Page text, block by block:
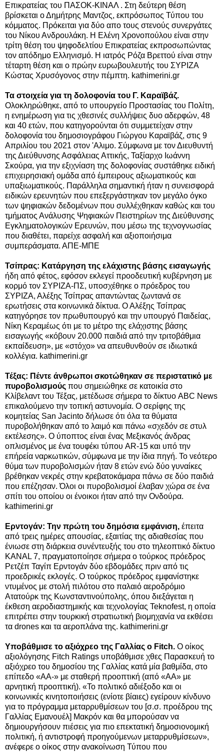
Επικρατείας του ΠΑΣΟΚ-ΚΙΝΑΛ . Στη δεύτερη θέση
βρίσκεται ο Δημήτρης Μαντζος, εκπρόσωπος Τύπου του
κόμματος. Πρόκειται για δύο απο τους στενούς συνεργάτες
του Νίκου Ανδρουλάκη. Η Ελένη Χρονοπούλου είναι στην
τρίτη θέση του ψηφοδελτίου Επικρατείας εκπροσωπώντας
τον απόδημο Ελληνισμό. Η ιατρός Ρόζα Βρεττού είναι στην
τέταρτη θέση και ο πρώην ευρωβουλευτής του ΣΥΡΙΖΑ
Κώστας Χρυσόγονος στην πέμπτη. kathimerini.gr
Τα στοιχεία για τη δολοφονία του Γ. Καραϊβάζ.
Ολοκληρώθηκε, από το υπουργείο Προστασίας του Πολίτη,
η ενημέρωση για τις χθεσινές συλλήψεις δυο αδερφών, 48
και 40 ετών, που κατηγορούνται ότι συμμετείχαν στην
δολοφονία του δημοσιογράφου Γιώργου Καραϊβάζ, στις 9
Απριλίου του 2021 στον 'Αλιμο. Σύμφωνα με τον Διευθυντή
της Διεύθυνσης Ασφάλειας Αττικής, Ταξίαρχο Ιωάννη
Σκούρα, για την εξιχνίαση της δολοφονίας συστάθηκε ειδική
επιχειρησιακή ομάδα από έμπειρους αξιωματικούς και
υπαξιωματικούς. Παράλληλα σημαντική ήταν η συνεισφορά
ειδικών ερευνητών που επεξεργάστηκαν τον μεγάλο όγκο
των ψηφιακών δεδομένων που συλλέχθηκαν καθώς και του
τμήματος Ανάλυσης Ψηφιακών Πειστηρίων της Διεύθυνσης
Εγκληματολογικών Ερευνών, που μέσω της τεχνογνωσίας
που διαθέτει, παρείχε ασφαλή και αξιοποιήσιμα
συμπεράσματα. ΑΠΕ-ΜΠΕ
Τσίπρας: Κατάργηση της ελάχιστης βάσης εισαγωγής
ήδη από φέτος, εφόσον εκλεγεί προοδευτική κυβέρνηση με
κορμό τον ΣΥΡΙΖΑ-ΠΣ, υποσχέθηκε ο πρόεδρος του
ΣΥΡΙΖΑ, Αλέξης Τσίπρας απαντώντας ζωντανά σε
ερωτήσεις στα κοινωνικά δίκτυα. Ο Αλέξης Τσίπρας
κατηγόρησε τον πρωθυπουργό και την υπουργό Παιδείας,
Νίκη Κεραμέως ότι με το μέτρο της ελάχιστης βάσης
εισαγωγής «κόβουν 20.000 παιδιά από την τριτοβάθμια
εκπαίδευση», με «στόχο» να απευθυνθούν σε ιδιωτικά
κολλέγια. kathimerini.gr
Τέξας: Πέντε άνθρωποι σκοτώθηκαν σε περιστατικό με
πυροβολισμούς που σημειώθηκε σε κατοικία στο
Κλίβελαντ του Τέξας, μετέδωσε σήμερα το δίκτυο ABC News
επικαλούμενο την τοπική αστυνομία. Ο σερίφης της
κομητείας San Jacinto δήλωσε ότι όλα τα θύματα
πυροβολήθηκαν από το λαιμό και πάνω «σχεδόν σε στυλ
εκτέλεσης». Ο ύποπτος είναι ένας Μεξικανός άνδρας
οπλισμένος με ένα τουφέκι τύπου AR-15 και υπό την
επήρεία ναρκωτικών, σύμφωνα με την ίδια πηγή. Το νεότερο
θύμα των πυροβολισμών ήταν 8 ετών ενώ δύο γυναίκες
βρέθηκαν νεκρές στην κρεβατοκάμαρα πάνω σε δύο παιδιά
που επέζησαν. Όλοι οι πυροβολισμοί έλαβαν χώρα σε ένα
σπίτι του οποίου οι ένοικοι ήταν από την Ονδούρα.
kathimerini.gr
Ερντογάν: Την πρώτη του δημόσια εμφάνιση, έπειτα
από τρεις ημέρες απουσίας, εξαιτίας της αδιαθεσίας που
ένιωσε στη διάρκεια συνέντευξής του στο τηλεοπτικό δίκτυο
KANAL 7, πραγματοποίησε σήμερα ο τούρκος πρόεδρος
Ρετζέπ Ταγίπ Ερντογάν δύο εβδομάδες πριν από τις
προεδρικές εκλογές. Ο τούρκος πρόεδρος εμφανίστηκε
ντυμένος με στολή πιλότου στο παλαιό αεροδρόμιο
Ατατούρκ της Κωνσταντινούπολης, όπου διεξάγεται η
έκθεση αεροδιαστημικής και τεχνολογίας Teknofest, η οποία
επιτρέπει στην τουρκική στρατιωτική βιομηχανία να εκθέσει
τα drones και τα αεροπλάνα της. kathimerini.gr
Υποβάθμισε το αξιόχρεο της Γαλλίας ο Fitch. Ο οίκος
αξιολόγησης Fitch Ratings υποβάθμισε χθες Παρασκευή το
αξιόχρεο του δημοσίου της Γαλλίας κατά μία βαθμίδα, στο
επίπεδο «AA-» με σταθερή προοπτική (από «AA» με
αρνητική προοπτική). «Το πολιτικό αδιέξοδο και οι
κοινωνικές κινητοποιήσεις (ενίοτε βίαιες) εγείρουν κίνδυνο
για το πρόγραμμα μεταρρυθμίσεων του [σ.σ. προέδρου της
Γαλλίας Εμανουέλ] Μακρόν και θα μπορούσαν να
δημιουργήσουν πιέσεις για πιο επεκτατική δημοσιονομική
πολιτική, ή αντιστροφή προηγούμενων μεταρρυθμίσεων»,
ανέφερε ο οίκος στην ανακοίνωση Τύπου που